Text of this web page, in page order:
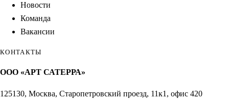
Новости
Команда
Вакансии
КОНТАКТЫ
ООО «АРТ САТЕРРА»
125130, Москва, Старопетровский проезд, 11к1, офис 420